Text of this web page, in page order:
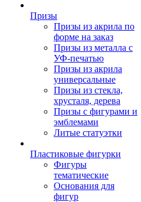
Призы
Призы из акрила по
форме на заказ
Призы из металла с
УФ-печатью
Призы из акрила
универсальные
Призы из стекла,
хрусталя, дерева
Призы с фигурами и
эмблемами
Литые статуэтки
Пластиковые фигурки
Фигуры
тематические
Основания для
фигур